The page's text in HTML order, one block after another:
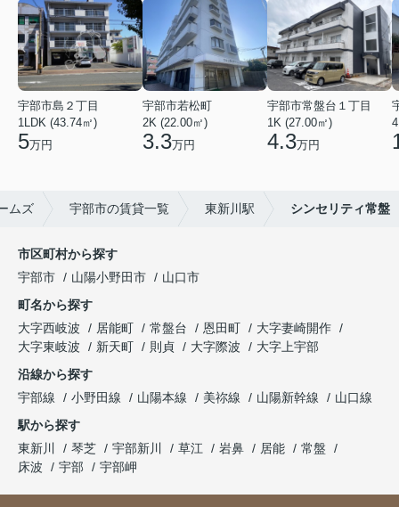
宇部市島２丁目
1LDK (43.74㎡)
5万円
宇部市若松町
2K (22.00㎡)
3.3万円
宇部市常盤台１丁目
1K (27.00㎡)
4.3万円
ムズ 宇部市の賃貸一覧 東新川駅 シンセリティ常盤
市区町村から探す
宇部市
山陽小野田市
山口市
町名から探す
大字西岐波
居能町 常盤台 恩田町
大字妻崎開作
大字東岐波
新天町 則貞 大字際波
大字上宇部
沿線から探す
宇部線
小野田線 山陽本線 美祢線 山陽新幹線
山口線
駅から探す
東新川
琴芝 宇部新川 草江 岩鼻 居能
常盤
床波
宇部 宇部岬